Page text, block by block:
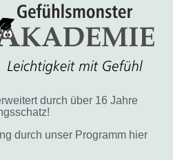
durch über 16 Jahre
durch unser Programm hier